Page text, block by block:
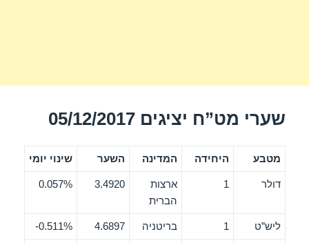
שערי מט”ח יציגים 05/12/2017
מטבע היחידה המדינה השער שינוי יומי
דולר 1
ארצות
הברית
3.4920
0.057%
ליש”ט 1 בריטניה 4.6897
0.511%-